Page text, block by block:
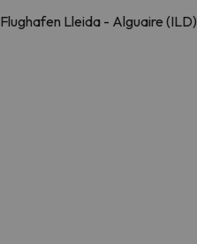
Flughafen Lleida - Alguaire (ILD)